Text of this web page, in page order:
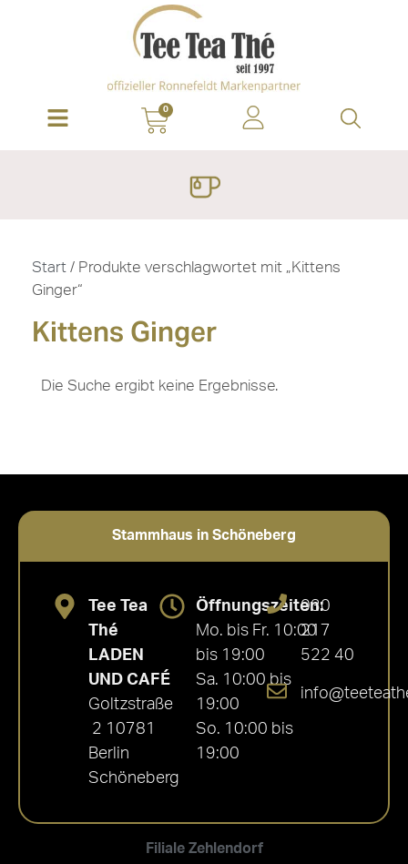
0
Start / Produkte verschlagwortet mit „Kittens
Ginger“
Kittens Ginger
Die Suche ergibt keine Ergebnisse.
Stammhaus in Schöneberg
Filiale Zehlendorf
Tee Tea
Thé
LADEN
UND CAFÉ
Goltzstraße
2 10781
Berlin
Schöneberg
Öffnungszeiten:
Mo. bis Fr. 10:00
bis 19:00
Sa. 10:00 bis
19:00
So. 10:00 bis
19:00
030
217
522 40